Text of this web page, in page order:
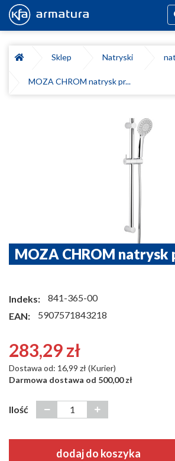
Sklep
Natryski
MOZA CHROM natrysk pr...
MOZA CHROM natrysk
Indeks:
841-365-00
EAN:
5907571843218
283,29 zł
Dostawa od: 16,99 zł (Kurier)
Darmowa dostawa od 500,00 zł
Ilość
dodaj do koszyka